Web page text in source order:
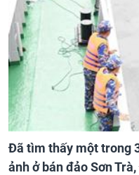
Đã tìm thấy một trong
ảnh ở bán đảo Sơn